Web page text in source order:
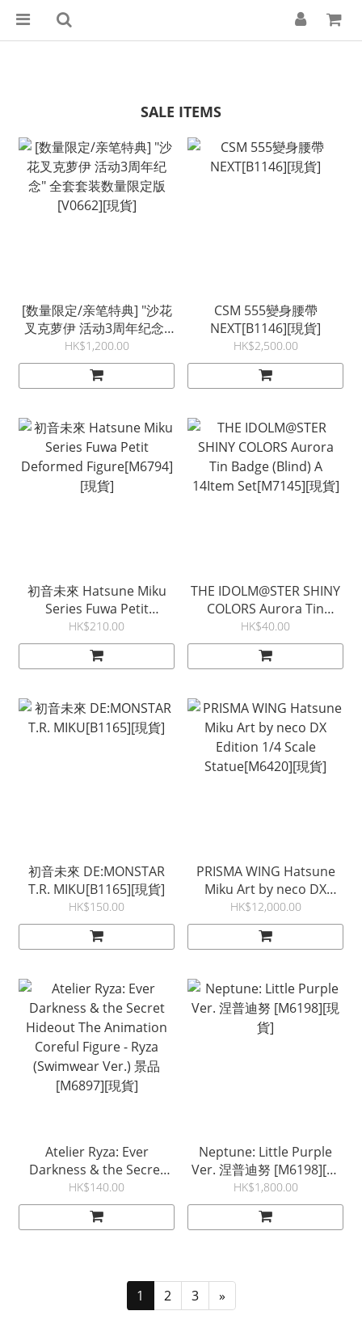
SALE ITEMS
[数量限定/亲笔特典] "沙花
叉克萝伊 活动3周年纪念"
全套套装数量限定版
[V0662][現貨]
HK$1,200.00
CSM 555變身腰帶
NEXT[B1146][現貨]
HK$2,500.00
初音未來 Hatsune Miku
Series Fuwa Petit
Deformed Figure[M6794]
[現貨]
HK$210.00
THE IDOLM@STER SHINY
COLORS Aurora Tin
Badge (Blind) A 14Item
Set[M7145][現貨]
HK$40.00
初音未來 DE:MONSTAR
T.R. MIKU[B1165][現貨]
HK$150.00
PRISMA WING Hatsune
Miku Art by neco DX
Edition 1/4 Scale
Statue[M6420][現貨]
HK$12,000.00
Atelier Ryza: Ever
Darkness & the Secret
Hideout The Animation
Coreful Figure - Ryza
(Swimwear Ver.) 景品
HK$140.00
Neptune: Little Purple
Ver. 涅普迪努 [M6198][現
貨]
HK$1,800.00
1 2 3 »